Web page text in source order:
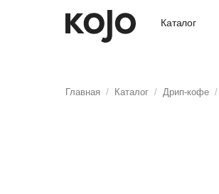
Каталог
Главная / Каталог / Дрип-кофе /